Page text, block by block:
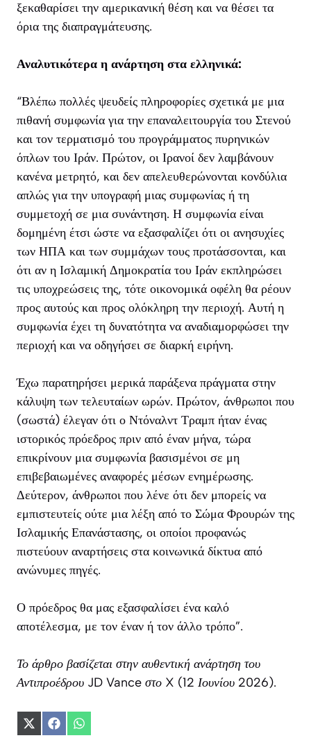
ξεκαθαρίσει την αμερικανική θέση και να θέσει τα
όρια της διαπραγμάτευσης.
Αναλυτικότερα η ανάρτηση στα ελληνικά:
“Βλέπω πολλές ψευδείς πληροφορίες σχετικά με μια
πιθανή συμφωνία για την επαναλειτουργία του Στενού
και τον τερματισμό του προγράμματος πυρηνικών
όπλων του Ιράν. Πρώτον, οι Ιρανοί δεν λαμβάνουν
κανένα μετρητό, και δεν απελευθερώνονται κονδύλια
απλώς για την υπογραφή μιας συμφωνίας ή τη
συμμετοχή σε μια συνάντηση. Η συμφωνία είναι
δομημένη έτσι ώστε να εξασφαλίζει ότι οι ανησυχίες
των ΗΠΑ και των συμμάχων τους προτάσσονται, και
ότι αν η Ισλαμική Δημοκρατία του Ιράν εκπληρώσει
τις υποχρεώσεις της, τότε οικονομικά οφέλη θα ρέουν
προς αυτούς και προς ολόκληρη την περιοχή. Αυτή η
συμφωνία έχει τη δυνατότητα να αναδιαμορφώσει την
περιοχή και να οδηγήσει σε διαρκή ειρήνη.
Έχω παρατηρήσει μερικά παράξενα πράγματα στην
κάλυψη των τελευταίων ωρών. Πρώτον, άνθρωποι που
(σωστά) έλεγαν ότι ο Ντόναλντ Τραμπ ήταν ένας
ιστορικός πρόεδρος πριν από έναν μήνα, τώρα
επικρίνουν μια συμφωνία βασισμένοι σε μη
επιβεβαιωμένες αναφορές μέσων ενημέρωσης.
Δεύτερον, άνθρωποι που λένε ότι δεν μπορείς να
εμπιστευτείς ούτε μια λέξη από το Σώμα Φρουρών της
Ισλαμικής Επανάστασης, οι οποίοι προφανώς
πιστεύουν αναρτήσεις στα κοινωνικά δίκτυα από
ανώνυμες πηγές.
Ο πρόεδρος θα μας εξασφαλίσει ένα καλό
αποτέλεσμα, με τον έναν ή τον άλλο τρόπο”.
Το άρθρο βασίζεται στην αυθεντική ανάρτηση του
Αντιπροέδρου JD Vance στο X (12 Ιουνίου 2026).
ShareShareShare